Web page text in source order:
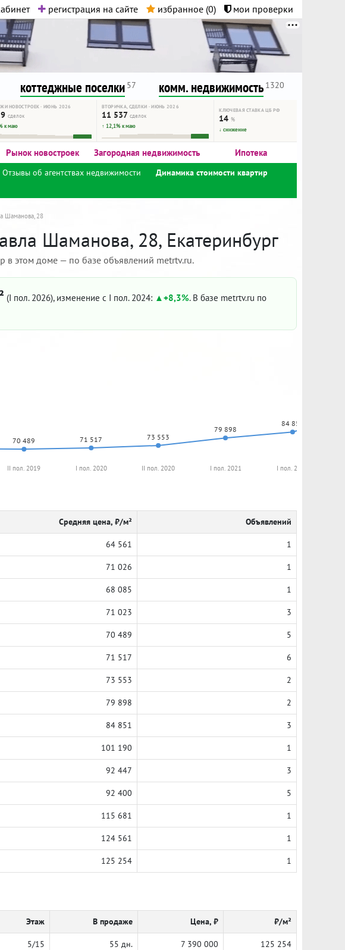
регистрация на сайте избранное (0) мои проверки
контента.
вам. Удачи!
коттеджные поселки 57 комм. недвижимость 1320
НОВОСТРОЕК · ИЮНЬ 2026
сделок
к маю
ВТОРИЧКА, СДЕЛКИ · ИЮНЬ 2026
11 537 сделок
↑ 12,1% к маю
КЛЮЧЕВАЯ СТАВКА ЦБ РФ
14%
↓ снижение
Рынок новостроек Загородная недвижимость Ипотека
Отзывы об агентствах недвижимости
Динамика стоимости квартир
Шаманова, 28
Шаманова, 28, Екатеринбург
в этом доме — по базе объявлений metrtv.ru.
(I пол. 2026), изменение с I пол. 2024: +8,3%. В базе metrtv.ru по
70 489 71 517 73 553
79 898
84 851
II пол. 2019 I пол. 2020 II пол. 2020 I пол. 2021 I пол. 2022
Средняя цена, ₽/м² Объявлений
64 561 1
71 026 1
68 085 1
71 023 3
70 489 5
71 517 6
73 553 2
79 898 2
84 851 3
101 190 1
92 447 3
92 400 5
115 681 1
124 561 1
125 254 1
Этаж В продаже Цена, ₽ ₽/м²
5/15 55 дн. 7 390 000 125 254